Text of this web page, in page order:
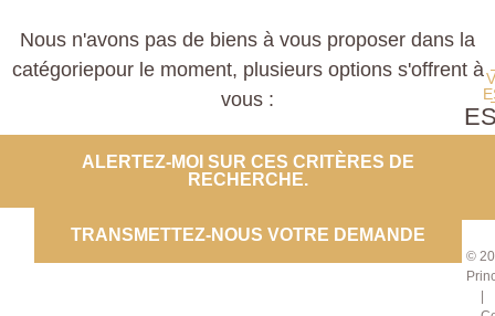
Nous n'avons pas de biens à vous proposer dans la
catégoriepour le moment, plusieurs options s'offrent à
vous :
ALERTEZ-MOI SUR CES CRITÈRES DE
RECHERCHE.
TRANSMETTEZ-NOUS VOTRE DEMANDE
©